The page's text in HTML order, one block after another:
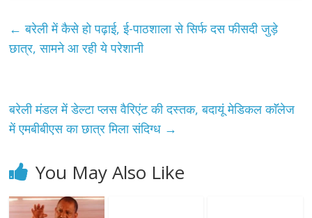
← बरेली में कैसे हो पढ़ाई, ई-पाठशाला से सिर्फ दस फीसदी जुड़े
छात्र, सामने आ रही ये परेशानी
बरेली मंडल में डेल्टा प्लस वैरिएंट की दस्तक, बदायूं मेडिकल काॅॅलेज
में एमबीबीएस का छात्र मिला संदिग्ध →
You May Also Like